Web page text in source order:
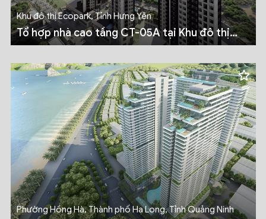
Khu đô thị Ecopark, Tỉnh Hưng Yên
Tổ hợp nhà cao tầng CT-05A tại Khu đô thị
Ecopark
Phường Hồng Hà, Thành phố Hạ Long, Tỉnh Quảng Ninh